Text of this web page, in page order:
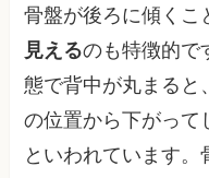
骨盤が後ろに傾くこ
見えるのも特徴的で
態で背中が丸まると
の位置から下がって
といわれています。